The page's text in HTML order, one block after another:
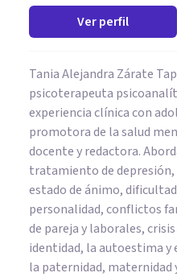
Ver perfil
Tania Alejandra Zárate
psicoterapeuta
experiencia clínica con
promotora de la salud
docente y redactora.
tratamiento de
estado de ánimo,
personalidad, conflictos
de pareja y laborales,
identidad, la autoestima
la paternidad, maternidad